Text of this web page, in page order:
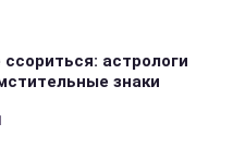
астрологи
знаки